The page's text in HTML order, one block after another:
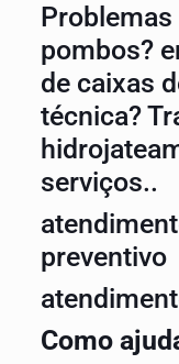
pombos?
de caixas
técnica?
serviços..
preventivo
Como